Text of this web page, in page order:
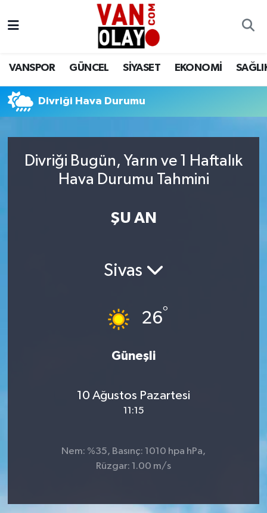
VANSPOR GÜNCEL SİYASET EKONOMİ
Divriği Hava Durumu
Divriği Bugün, Yarın ve 1 Haftalık
Hava Durumu Tahmini
ŞU AN
Sivas
26°
Güneşli
10 Ağustos Pazartesi
11:15
Nem: %35, Basınç: 1010 hpa hPa,
Rüzgar: 1.00 m/s
Siyaset
Ekonomi
Sağlık
Van Nöbetçi Eczaneler
Van Namaz Vakitleri
Van Trafik Yoğunluk Haritası
Süper Lig Puan Durumu ve Fikstür
Son Dakika Haberleri